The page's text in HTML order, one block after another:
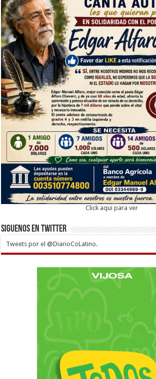
Click aqui para ver
Siguenos en twitter
Tweets por el @DiarioCoLatino.